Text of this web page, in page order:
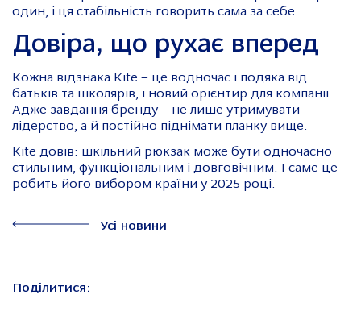
один, і ця стабільність говорить сама за себе.
Довіра, що рухає вперед
Кожна відзнака Kite – це водночас і подяка від
батьків та школярів, і новий орієнтир для компанії.
Адже завдання бренду – не лише утримувати
лідерство, а й постійно піднімати планку вище.
Kite довів: шкільний рюкзак може бути одночасно
стильним, функціональним і довговічним. І саме це
робить його вибором країни у 2025 році.
Усі новини
Поділитися: